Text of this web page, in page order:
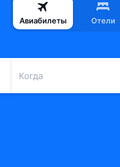
Авиабилеты Отели
Когда